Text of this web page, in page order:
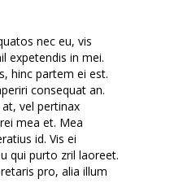
nec eu, vis
expetendis in mei.
hinc partem ei est.
consequat an.
vel pertinax
mea et. Mea
id. Vis ei
qui purto zril laoreet.
pro, alia illum